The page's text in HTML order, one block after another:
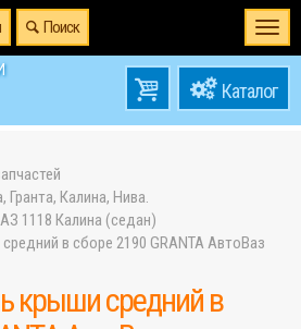
Поиск
товаров0
на0
Калина, Нива.
1118 Калина (седан)
в сборе 2190 GRANTA АвтоВаз
крыши средний в